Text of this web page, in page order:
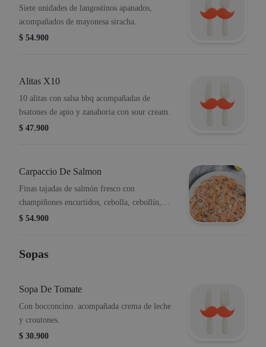
Siete unidades de langostinos apanados,
acompañados de mayonesa siracha.
$ 54.900
Alitas X10
10 alitas con salsa bbq acompañadas de
bsatones de apio y zanahoria con sour cream.
$ 47.900
Carpaccio De Salmon
Finas tajadas de salmón fresco con
champiñones encurtidos, cebolla, cebollín,
alcaparras y sour cream.
$ 54.900
Sopas
Sopa De Tomate
Con bocconcino. acompañada crema de leche
y croutones.
$ 30.900